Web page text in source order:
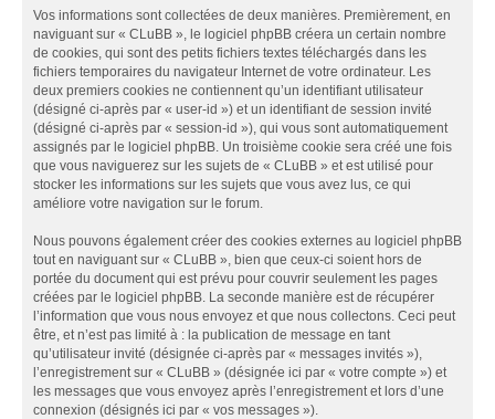
Vos informations sont collectées de deux manières. Premièrement, en
naviguant sur « CLuBB », le logiciel phpBB créera un certain nombre
de cookies, qui sont des petits fichiers textes téléchargés dans les
fichiers temporaires du navigateur Internet de votre ordinateur. Les
deux premiers cookies ne contiennent qu’un identifiant utilisateur
(désigné ci-après par « user-id ») et un identifiant de session invité
(désigné ci-après par « session-id »), qui vous sont automatiquement
assignés par le logiciel phpBB. Un troisième cookie sera créé une fois
que vous naviguerez sur les sujets de « CLuBB » et est utilisé pour
stocker les informations sur les sujets que vous avez lus, ce qui
améliore votre navigation sur le forum.
Nous pouvons également créer des cookies externes au logiciel phpBB
tout en naviguant sur « CLuBB », bien que ceux-ci soient hors de
portée du document qui est prévu pour couvrir seulement les pages
créées par le logiciel phpBB. La seconde manière est de récupérer
l’information que vous nous envoyez et que nous collectons. Ceci peut
être, et n’est pas limité à : la publication de message en tant
qu’utilisateur invité (désignée ci-après par « messages invités »),
l’enregistrement sur « CLuBB » (désignée ici par « votre compte ») et
les messages que vous envoyez après l’enregistrement et lors d’une
connexion (désignés ici par « vos messages »).